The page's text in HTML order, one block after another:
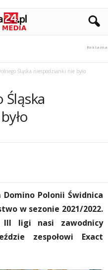
Śląska niespodzianki nie było
Polonii Świdnica
w sezonie 2021/2022.
ligi nasi zawodnicy
zespołowi Exact